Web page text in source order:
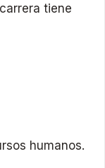
tiene
humanos.